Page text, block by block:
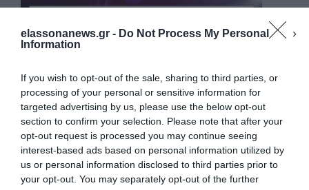
elassonanews.gr - Do Not Process My Personal
Information
If you wish to opt-out of the sale, sharing to third parties, or
processing of your personal or sensitive information for
targeted advertising by us, please use the below opt-out
section to confirm your selection. Please note that after your
opt-out request is processed you may continue seeing
interest-based ads based on personal information utilized by
us or personal information disclosed to third parties prior to
your opt-out. You may separately opt-out of the further
Διαχείριση Συγκατάθεσης